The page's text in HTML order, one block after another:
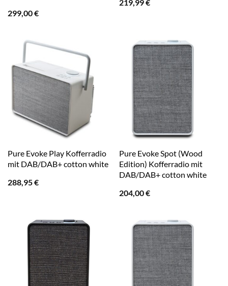
299,00€
219,99€
Pure Evoke Play Kofferradio
mit DAB/DAB+ cotton white
288,95€
Pure Evoke Spot (Wood
Edition) Kofferradio mit
DAB/DAB+ cotton white
204,00€